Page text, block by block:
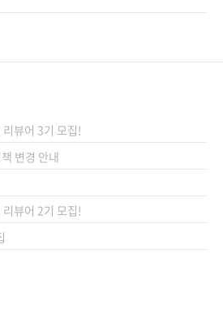
책은 터미네
니다만 아직
책들과 이 블로
거라 안내해드
지고 있습니다.
을 문의해주신
을 드립니다. 그
뷰어 3기 모집!
변경 안내
뷰어 2기 모집!